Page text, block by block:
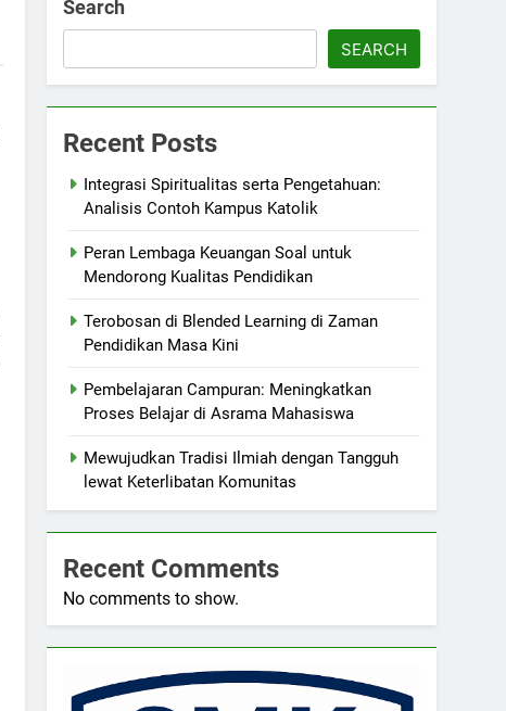
Search
SEARCH
Recent Posts
Integrasi Spiritualitas serta Pengetahuan:
Analisis Contoh Kampus Katolik
Peran Lembaga Keuangan Soal untuk
Mendorong Kualitas Pendidikan
Terobosan di Blended Learning di Zaman
Pendidikan Masa Kini
Pembelajaran Campuran: Meningkatkan
Proses Belajar di Asrama Mahasiswa
Mewujudkan Tradisi Ilmiah dengan Tangguh
lewat Keterlibatan Komunitas
Recent Comments
No comments to show.